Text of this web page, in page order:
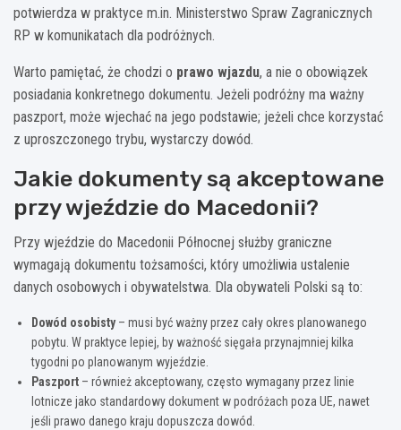
potwierdza w praktyce m.in. Ministerstwo Spraw Zagranicznych
RP w komunikatach dla podróżnych.
Warto pamiętać, że chodzi o prawo wjazdu, a nie o obowiązek
posiadania konkretnego dokumentu. Jeżeli podróżny ma ważny
paszport, może wjechać na jego podstawie; jeżeli chce korzystać
z uproszczonego trybu, wystarczy dowód.
Jakie dokumenty są akceptowane
przy wjeździe do Macedonii?
Przy wjeździe do Macedonii Północnej służby graniczne
wymagają dokumentu tożsamości, który umożliwia ustalenie
danych osobowych i obywatelstwa. Dla obywateli Polski są to:
Dowód osobisty– musi być ważny przez cały okres planowanego
pobytu. W praktyce lepiej, by ważność sięgała przynajmniej kilka
tygodni po planowanym wyjeździe.
Paszport – również akceptowany, często wymagany przez linie
lotnicze jako standardowy dokument w podróżach poza UE, nawet
jeśli prawo danego kraju dopuszcza dowód.